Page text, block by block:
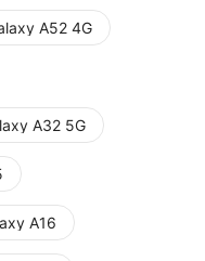
A52 4G
A32 5G
A16